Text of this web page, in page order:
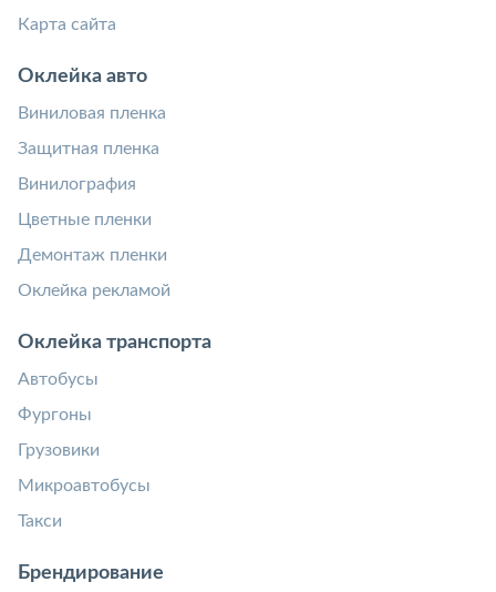
Карта сайта
Оклейка авто
Виниловая пленка
Защитная пленка
Винилография
Цветные пленки
Демонтаж пленки
Оклейка рекламой
Оклейка транспорта
Автобусы
Фургоны
Грузовики
Микроавтобусы
Такси
Брендирование